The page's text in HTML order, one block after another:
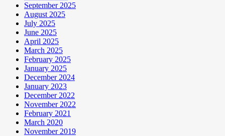
September 2025
August 2025
July 2025
June 2025
April 2025
March 2025
February 2025
January 2025
December 2024
January 2023
December 2022
November 2022
February 2021
March 2020
November 2019